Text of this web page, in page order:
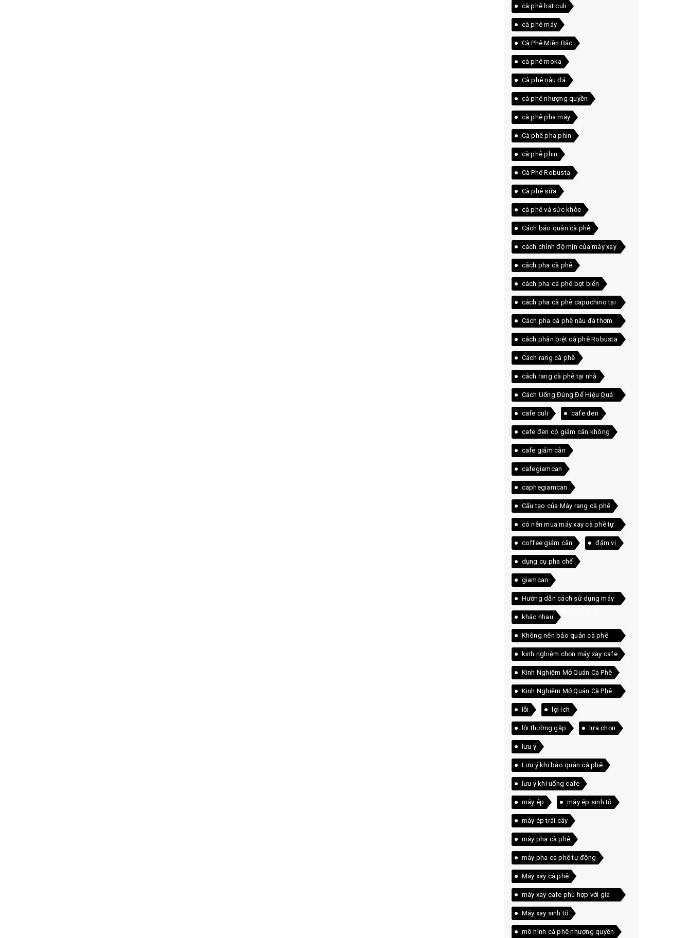
cà phê hạt culi
cà phê máy
Cà Phê Miền Bắc
cà phê moka
Cà phê nâu đá
cà phê nhượng quyền
cà phê pha máy
Cà phê pha phin
cà phê phin
Cà Phê Robusta
Cà phê sữa
cà phê và sức khỏe
Cách bảo quản cà phê
cách chỉnh độ mịn của máy xay
cà phê
cách pha cà phê
cách pha cà phê bọt biển
cách pha cà phê capuchino tại
nhà
Cách pha cà phê nâu đá thơm
ngon ngay tại nhà
cách phân biệt cà phê Robusta
và Arabica
Cách rang cà phê
cách rang cà phê tại nhà
Cách Uống Đúng Để Hiệu Quả
Tốt Nhất
cafe culi cafe đen
cafe đen có giảm cân không
cafe giảm cân
cafegiamcan
caphegiamcan
Cấu tạo của Máy rang cà phê
có nên mua máy xay cà phê tự
động
coffee giảm cân đậm vị
dụng cụ pha chế
giamcan
Hướng dẫn cách sử dụng máy
xay cà phê chính xác nhất
khác nhau
Không nên bảo quản cà phê
trong tủ lạnh
kinh nghiệm chọn máy xay cafe
Kinh Nghiệm Mở Quán Cà Phê
Kinh Nghiệm Mở Quán Cà Phê
Thực Tế
lỗi lợi ích
lỗi thường gặp lựa chọn
lưu ý
Lưu ý khi bảo quản cà phê
lưu ý khi uống cafe
máy ép máy ép sinh tố
máy ép trái cây
máy pha cà phê
máy pha cà phê tự động
Máy xay cà phê
máy xay cafe phù hợp với gia
đình
Máy xay sinh tố
mô hình cà phê nhượng quyền